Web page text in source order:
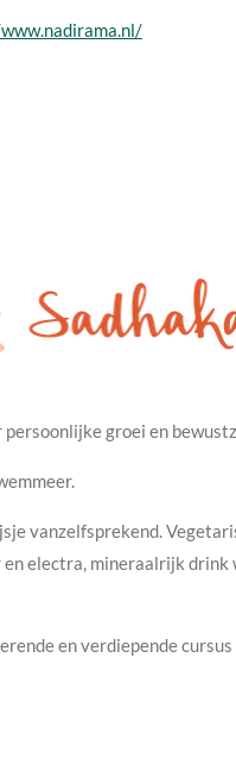
persoonlijke groei en
vanzelfsprekend.
electra, mineraalrijk drink
en verdiepende cursus